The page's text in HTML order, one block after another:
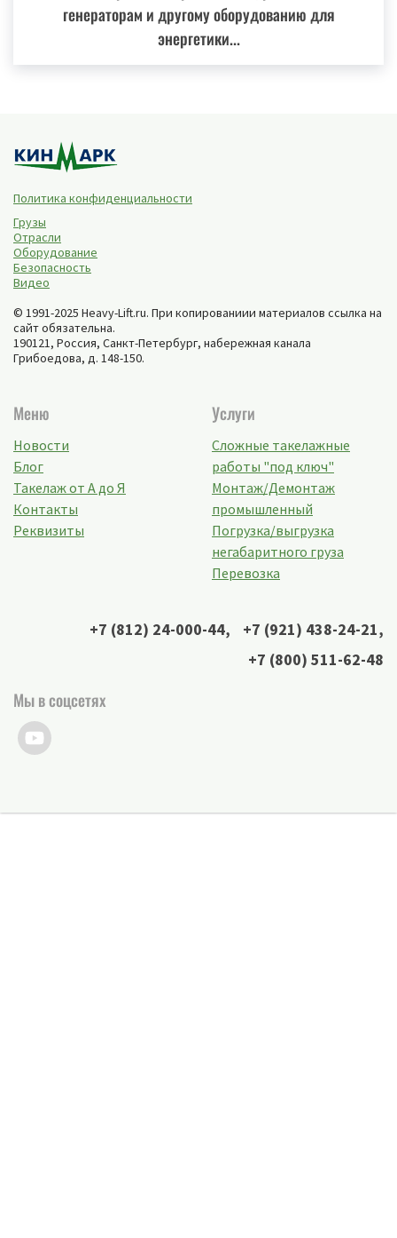
генераторам и другому оборудованию для
энергетики...
Политика конфиденциальности
Грузы
Отрасли
Оборудование
Безопасность
Видео
© 1991-2025 Heavy-Lift.ru. При копированиии материалов ссылка на
сайт обязательна.
190121, Россия, Санкт-Петербург, набережная канала
Грибоедова, д. 148-150.
Меню
Новости
Блог
Такелаж от А до Я
Контакты
Реквизиты
Услуги
Сложные такелажные
работы "под ключ"
Монтаж/Демонтаж
промышленный
Погрузка/выгрузка
негабаритного груза
Перевозка
+7 (812) 24-000-44, +7 (921) 438-24-21,
+7 (800) 511-62-48
Мы в соцсетях